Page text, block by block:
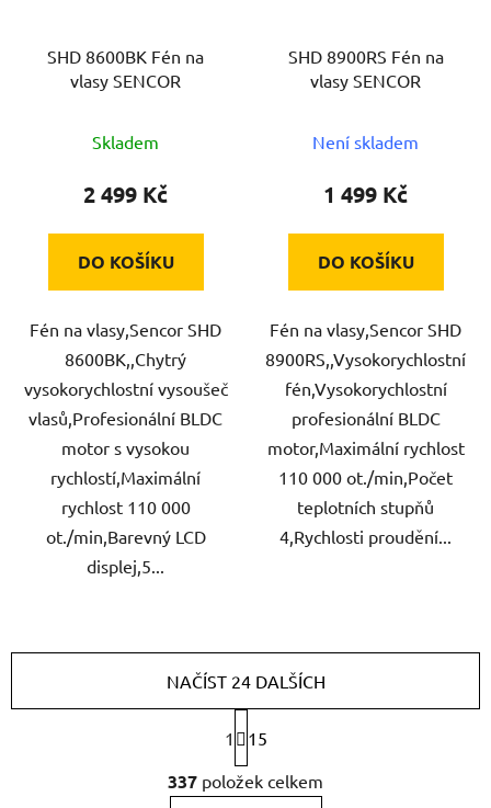
SHD 8600BK Fén na
vlasy SENCOR
Skladem
2 499 Kč
DO KOŠÍKU
Fén na vlasy,Sencor SHD
8600BK,,Chytrý
vysokorychlostní vysoušeč
vlasů,Profesionální BLDC
motor s vysokou
rychlostí,Maximální
rychlost 110 000
ot./min,Barevný LCD
displej,5...
SHD 8900RS Fén na
vlasy SENCOR
Není skladem
1 499 Kč
DO KOŠÍKU
Fén na vlasy,Sencor SHD
8900RS,,Vysokorychlostní
fén,Vysokorychlostní
profesionální BLDC
motor,Maximální rychlost
110 000 ot./min,Počet
teplotních stupňů
4,Rychlosti proudění...
O
v
NAČÍST 24 DALŠÍCH
t
r
á
n
1 15
337 položek celkem